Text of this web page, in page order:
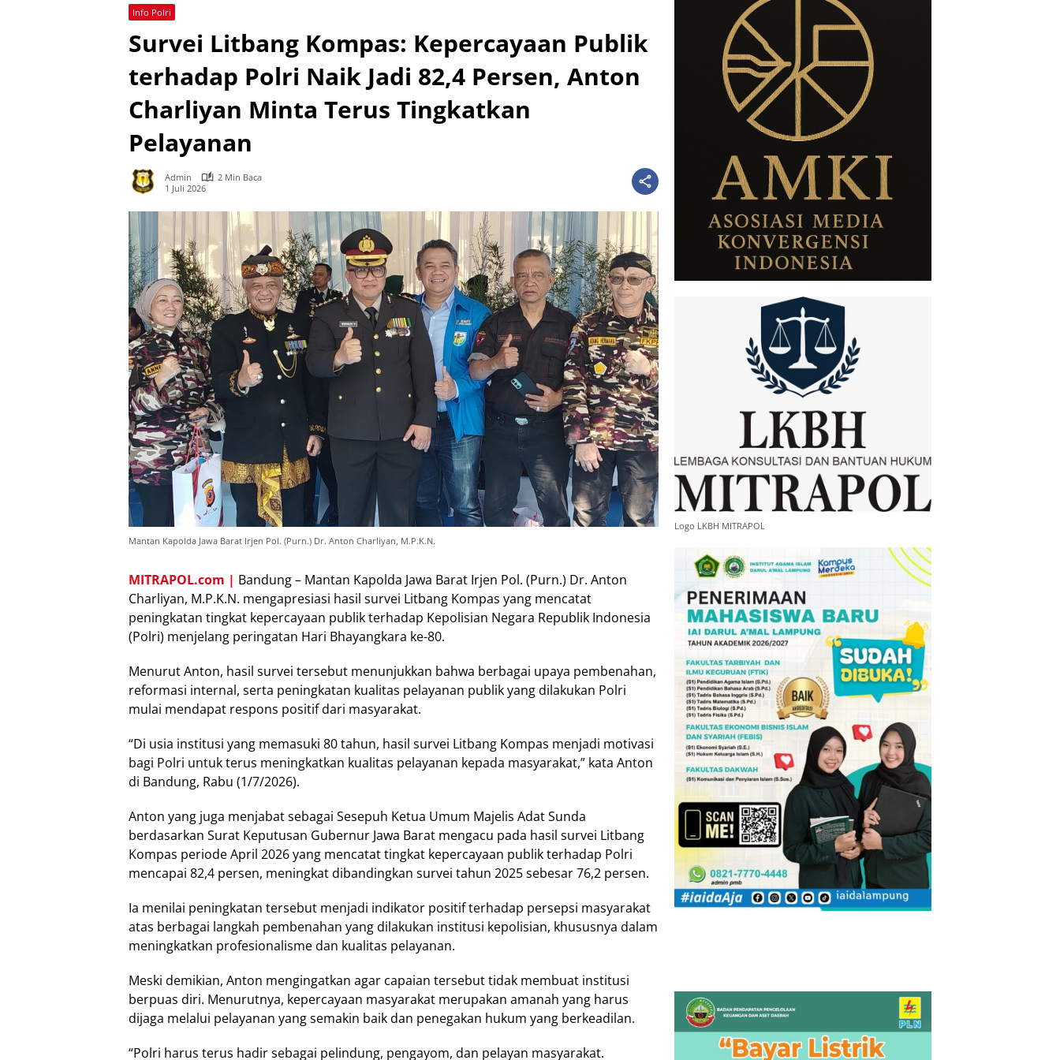
Info Polri
Survei Litbang Kompas: Kepercayaan Publik
terhadap Polri Naik Jadi 82,4 Persen, Anton
Charliyan Minta Terus Tingkatkan
Pelayanan
Admin
2 Min Baca
1 Juli 2026
Mantan Kapolda Jawa Barat Irjen Pol. (Purn.) Dr. Anton Charliyan, M.P.K.N.
MITRAPOL.com | Bandung – Mantan Kapolda Jawa Barat Irjen Pol. (Purn.) Dr. Anton
Charliyan, M.P.K.N. mengapresiasi hasil survei Litbang Kompas yang mencatat
peningkatan tingkat kepercayaan publik terhadap Kepolisian Negara Republik Indonesia
(Polri) menjelang peringatan Hari Bhayangkara ke-80.
Menurut Anton, hasil survei tersebut menunjukkan bahwa berbagai upaya pembenahan,
reformasi internal, serta peningkatan kualitas pelayanan publik yang dilakukan Polri
mulai mendapat respons positif dari masyarakat.
“Di usia institusi yang memasuki 80 tahun, hasil survei Litbang Kompas menjadi motivasi
bagi Polri untuk terus meningkatkan kualitas pelayanan kepada masyarakat,” kata Anton
di Bandung, Rabu (1/7/2026).
Anton yang juga menjabat sebagai Sesepuh Ketua Umum Majelis Adat Sunda
berdasarkan Surat Keputusan Gubernur Jawa Barat mengacu pada hasil survei Litbang
Kompas periode April 2026 yang mencatat tingkat kepercayaan publik terhadap Polri
mencapai 82,4 persen, meningkat dibandingkan survei tahun 2025 sebesar 76,2 persen.
Ia menilai peningkatan tersebut menjadi indikator positif terhadap persepsi masyarakat
atas berbagai langkah pembenahan yang dilakukan institusi kepolisian, khususnya dalam
meningkatkan profesionalisme dan kualitas pelayanan.
Meski demikian, Anton mengingatkan agar capaian tersebut tidak membuat institusi
berpuas diri. Menurutnya, kepercayaan masyarakat merupakan amanah yang harus
dijaga melalui pelayanan yang semakin baik dan penegakan hukum yang berkeadilan.
“Polri harus terus hadir sebagai pelindung, pengayom, dan pelayan masyarakat.
Logo LKBH MITRAPOL